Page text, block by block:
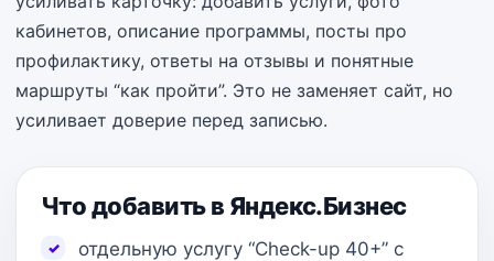
кабинетов, описание программы, посты про
профилактику, ответы на отзывы и понятные
маршруты “как пройти”. Это не заменяет сайт, но
усиливает доверие перед записью.
Что добавить в Яндекс.Бизнес
отдельную услугу “Check-up 40+” с